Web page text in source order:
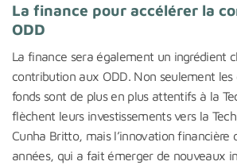
La finance pour accélérer la
ODD
La finance sera également un ingrédient
contribution aux ODD. Non seulement les
fonds sont de plus en plus attentifs à la
flèchent leurs investissements vers la
Cunha Britto, mais l’innovation financière
années, qui a fait émerger de nouveaux